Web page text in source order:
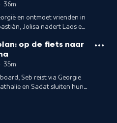
36m
en ontmoet vrienden in
Jolisa nadert Laos en
op de fiets naar
35m
Seb reist via Georgië
en Sadat sluiten hun